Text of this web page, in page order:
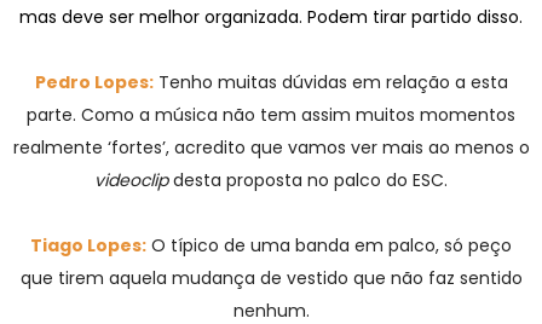
mas deve ser melhor organizada. Podem tirar partido disso.
Pedro Lopes:Tenho muitas dúvidas em relação a esta
parte. Como a música não tem assim muitos momentos
realmente ‘fortes’, acredito que vamos ver mais ao menos o
videoclipdesta proposta no palco do ESC.
Tiago Lopes: O típico de uma banda em palco, só peço
que tirem aquela mudança de vestido que não faz sentido
nenhum.